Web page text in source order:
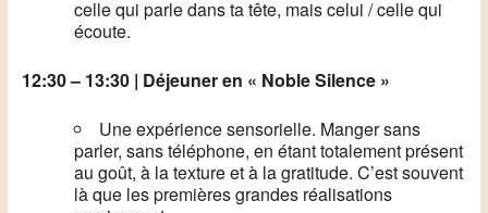
celle qui parle dans ta tête, mais celui / celle qui
écoute.
12:30 – 13:30 | Déjeuner en « Noble Silence »
Une expérience sensorielle. Manger sans
parler, sans téléphone, en étant totalement présent
au goût, à la texture et à la gratitude. C’est souvent
là que les premières grandes réalisations